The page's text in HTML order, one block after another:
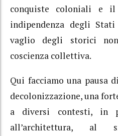
conquiste coloniali e il
indipendenza degli
vaglio degli storici
coscienza collettiva.
Qui facciamo una pausa
decolonizzazione, una
a diversi contesti, in
all’architettura, al